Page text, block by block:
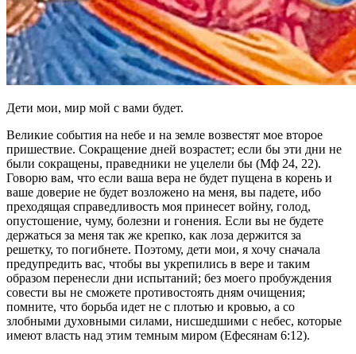
Дети мои, мир мой с вами будет.
Великие события на небе и на земле возвестят мое второе
пришествие. Сокращение дней возрастет; если бы эти дни не
были сокращены, праведники не уцелели бы (Мф 24, 22).
Говорю вам, что если ваша вера не будет пущена в корень и
ваше доверие не будет возложено на меня, вы падете, ибо
преходящая справедливость моя принесет войну, голод,
опустошение, чуму, болезни и гонения. Если вы не будете
держаться за меня так же крепко, как лоза держится за
решетку, то погибнете. Поэтому, дети мои, я хочу сначала
предупредить вас, чтобы вы укрепились в вере и таким
образом перенесли дни испытаний; без моего пробуждения
совести вы не сможете противостоять дням очищения;
помните, что борьба идет не с плотью и кровью, а со
злобными духовными силами, нисшедшими с небес, которые
имеют власть над этим темным миром (Ефесянам 6:12).